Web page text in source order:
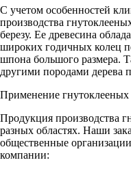
С учетом особенностей
производства
березу. Ее древесина
широких годичных колец
шпона большого размера.
другими породами дерева
Применение гнутоклееных
Продукция производства
разных областях. Наши
общественные
компании: